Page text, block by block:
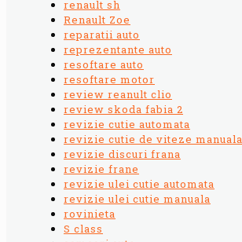
renault sh
Renault Zoe
reparatii auto
reprezentante auto
resoftare auto
resoftare motor
review reanult clio
review skoda fabia 2
revizie cutie automata
revizie cutie de viteze manuala
revizie discuri frana
revizie frane
revizie ulei cutie automata
revizie ulei cutie manuala
rovinieta
S class